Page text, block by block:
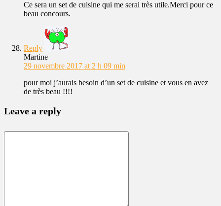
Ce sera un set de cuisine qui me serai très utile.Merci pour ce
beau concours.
Reply
Martine
29 novembre 2017 at 2 h 09 min
pour moi j’aurais besoin d’un set de cuisine et vous en avez
de très beau !!!!
Leave a reply